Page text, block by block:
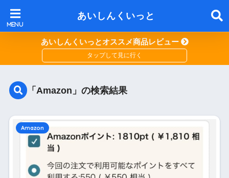
あいしんくいっと
あいしんくいっとオススメ商品レビュー
「Amazon」の検索結果
Amazon